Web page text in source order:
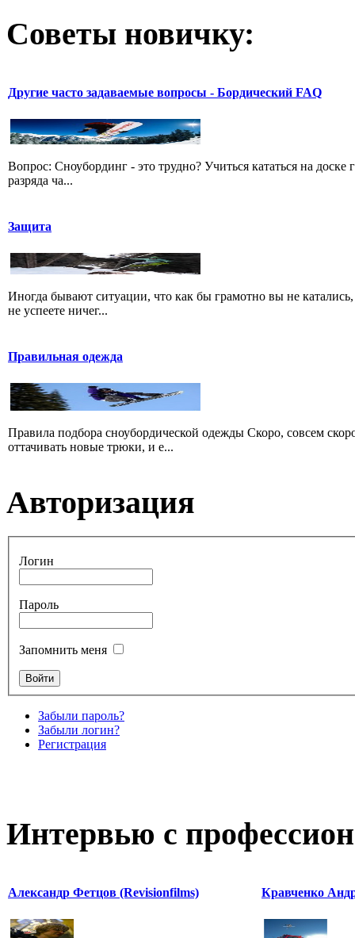
Советы новичку:
Другие часто задаваемые вопросы - Бордический FAQ
Вопрос: Сноубординг - это трудно? Учиться кататься на
разряда ча...
Защита
Иногда бывают ситуации, что как бы грамотно вы не
не успеете ничег...
Правильная одежда
Правила подбора сноубордической одежды Скоро, совсем
оттачивать новые трюки, и е...
Авторизация
Логин
Пароль
Запомнить меня
Забыли пароль?
Забыли логин?
Регистрация
Интервью с
Александр Фетцов (Revisionfilms) Кравченко